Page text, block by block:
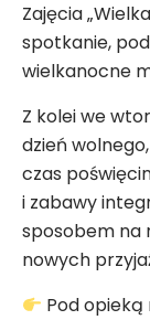
Zajęcia
spotkanie,
wielkanocne
Z kolei we
dzień
czas
i zabawy
sposobem na
nowych
Pod